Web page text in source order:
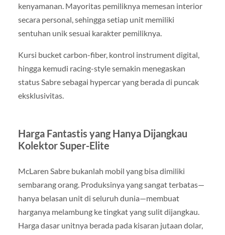
kenyamanan. Mayoritas pemiliknya memesan interior
secara personal, sehingga setiap unit memiliki
sentuhan unik sesuai karakter pemiliknya.
Kursi bucket carbon-fiber, kontrol instrument digital,
hingga kemudi racing-style semakin menegaskan
status Sabre sebagai hypercar yang berada di puncak
eksklusivitas.
Harga Fantastis yang Hanya Dijangkau
Kolektor Super-Elite
McLaren Sabre bukanlah mobil yang bisa dimiliki
sembarang orang. Produksinya yang sangat terbatas—
hanya belasan unit di seluruh dunia—membuat
harganya melambung ke tingkat yang sulit dijangkau.
Harga dasar unitnya berada pada kisaran jutaan dolar,